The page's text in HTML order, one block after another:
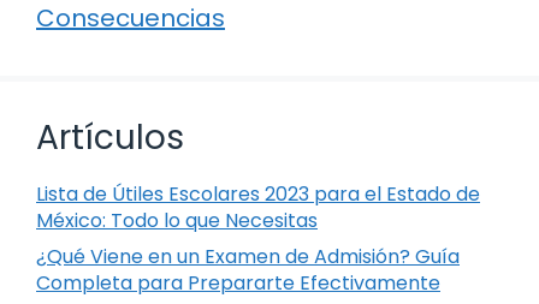
Consecuencias
Artículos
Lista de Útiles Escolares 2023 para el Estado de
México: Todo lo que Necesitas
¿Qué Viene en un Examen de Admisión? Guía
Completa para Prepararte Efectivamente